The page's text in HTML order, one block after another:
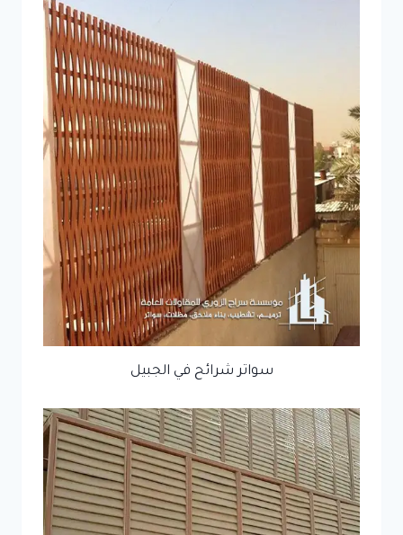
سواتر شرائح في الجبيل